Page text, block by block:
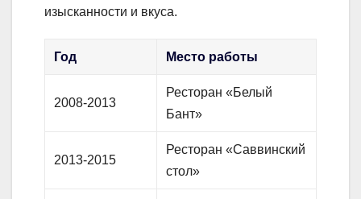
изысканности и вкуса.
Год Место работы
2008-2013
Ресторан «Белый
Бант»
2013-2015
Ресторан «Саввинский
стол»